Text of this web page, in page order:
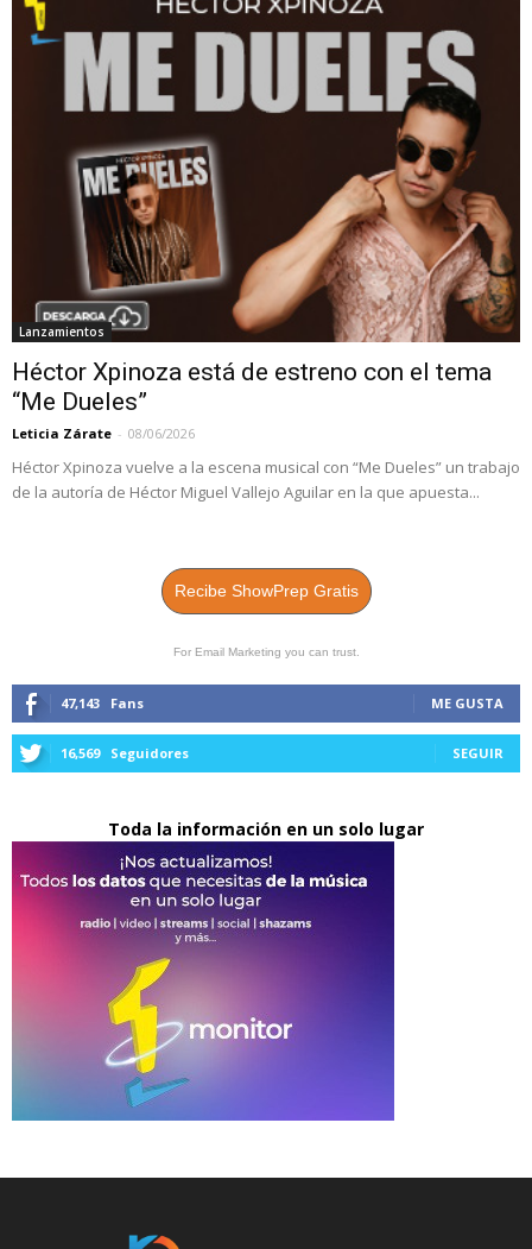
Lanzamientos
Héctor Xpinoza está de estreno con el tema
“Me Dueles”
Leticia Zárate - 08/06/2026
Héctor Xpinoza vuelve a la escena musical con “Me Dueles” un trabajo
de la autoría de Héctor Miguel Vallejo Aguilar en la que apuesta...
Recibe ShowPrep Gratis
For Email Marketing you can trust.
47,143 Fans ME GUSTA
16,569 Seguidores SEGUIR
Toda la información en un solo lugar